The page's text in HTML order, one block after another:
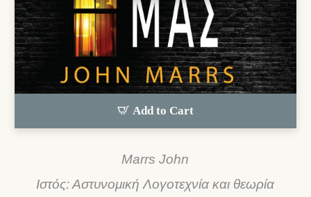
Add to Cart
Marrs John
Ιστός: Αστυνομική Λογοτεχνία και θεωρία